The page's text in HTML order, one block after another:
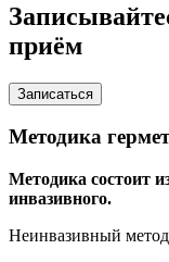
приём
Записаться
Методика
Методика состоит
инвазивного.
Неинвазивный метод